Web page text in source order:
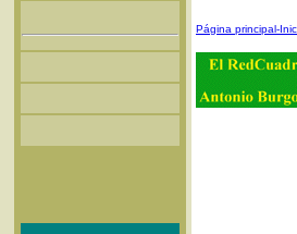
Página principal-